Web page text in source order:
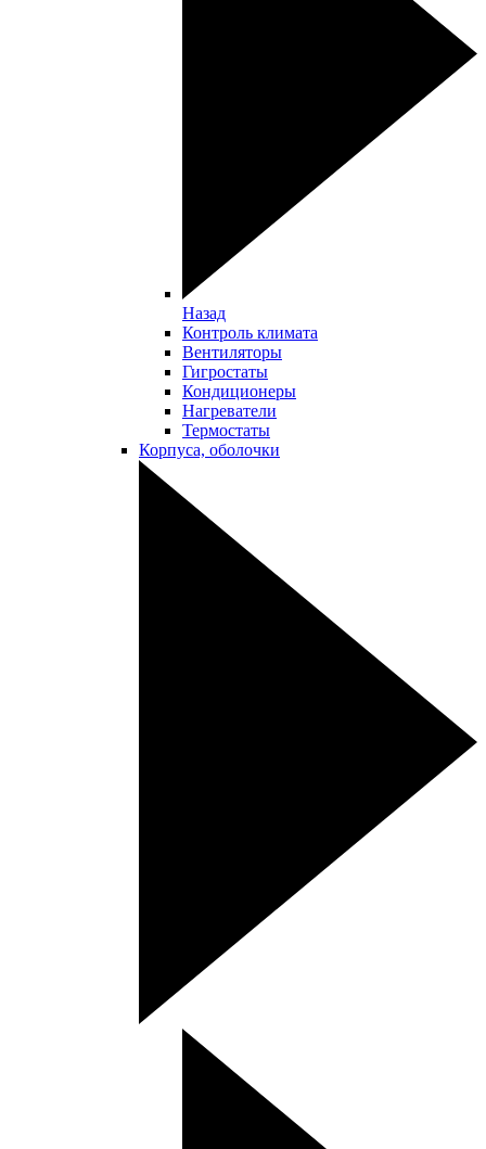
Назад
Контроль климата
Вентиляторы
Гигростаты
Кондиционеры
Нагреватели
Термостаты
Корпуса, оболочки